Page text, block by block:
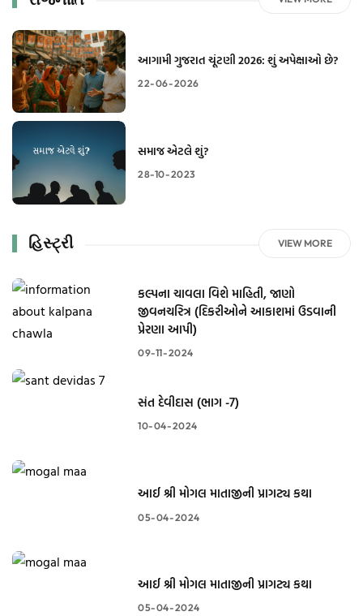
આગામી ગુજરાત ચૂંટણી 2026: શું અપેક્ષાઓ છે?
22-06-2026
સમાજ એટલે શું?
28-10-2023
હિસ્ટ્રી VIEW MORE
09-11-2024
કલ્પના ચાવલા વિશે માહિતી, જાણો
જીવનચરિત્ર (દિકરીઓને આકાશમાં ઉડવાની
પ્રેરણા આપી)
10-04-2024
સંત દેવીદાસ (ભાગ -7)
આઈ શ્રી મોગલ માતાજીની પ્રાગટ્ય કથા
05-04-2024
05-04-2024
આઈ શ્રી મોગલ માતાજીની પ્રાગટ્ય કથા